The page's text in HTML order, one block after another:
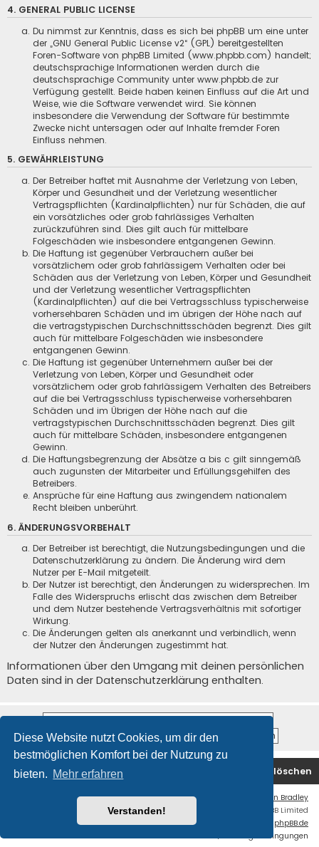
Diese Website nutzt Cookies, um dir den
bestmöglichen Komfort bei der Nutzung zu
bieten. Mehr erfahren
Verstanden!
4. GENERAL PUBLIC LICENSE
Du nimmst zur Kenntnis, dass es sich bei phpBB um eine unter
der „GNU General Public License v2“ (GPL) bereitgestellten
Foren-Software von phpBB Limited (www.phpbb.com) handelt;
deutschsprachige Informationen werden durch die
deutschsprachige Community unter www.phpbb.de zur
Verfügung gestellt. Beide haben keinen Einfluss auf die Art und
Weise, wie die Software verwendet wird. Sie können
insbesondere die Verwendung der Software für bestimmte
Zwecke nicht untersagen oder auf Inhalte fremder Foren
Einfluss nehmen.
5. GEWÄHRLEISTUNG
Der Betreiber haftet mit Ausnahme der Verletzung von Leben,
Körper und Gesundheit und der Verletzung wesentlicher
Vertragspflichten (Kardinalpflichten) nur für Schäden, die auf
ein vorsätzliches oder grob fahrlässiges Verhalten
zurückzuführen sind. Dies gilt auch für mittelbare
Folgeschäden wie insbesondere entgangenen Gewinn.
Die Haftung ist gegenüber Verbrauchern außer bei
vorsätzlichem oder grob fahrlässigem Verhalten oder bei
Schäden aus der Verletzung von Leben, Körper und Gesundheit
und der Verletzung wesentlicher Vertragspflichten
(Kardinalpflichten) auf die bei Vertragsschluss typischerweise
vorhersehbaren Schäden und im übrigen der Höhe nach auf
die vertragstypischen Durchschnittsschäden begrenzt. Dies gilt
auch für mittelbare Folgeschäden wie insbesondere
entgangenen Gewinn.
Die Haftung ist gegenüber Unternehmern außer bei der
Verletzung von Leben, Körper und Gesundheit oder
vorsätzlichem oder grob fahrlässigem Verhalten des Betreibers
auf die bei Vertragsschluss typischerweise vorhersehbaren
Schäden und im Übrigen der Höhe nach auf die
vertragstypischen Durchschnittsschäden begrenzt. Dies gilt
auch für mittelbare Schäden, insbesondere entgangenen
Gewinn.
Die Haftungsbegrenzung der Absätze a bis c gilt sinngemäß
auch zugunsten der Mitarbeiter und Erfüllungsgehilfen des
Betreibers.
Ansprüche für eine Haftung aus zwingendem nationalem
Recht bleiben unberührt.
6. ÄNDERUNGSVORBEHALT
Der Betreiber ist berechtigt, die Nutzungsbedingungen und die
Datenschutzerklärung zu ändern. Die Änderung wird dem
Nutzer per E-Mail mitgeteilt.
Der Nutzer ist berechtigt, den Änderungen zu widersprechen. Im
Falle des Widerspruchs erlischt das zwischen dem Betreiber
und dem Nutzer bestehende Vertragsverhältnis mit sofortiger
Wirkung.
Die Änderungen gelten als anerkannt und verbindlich, wenn
der Nutzer den Änderungen zugestimmt hat.
Informationen über den Umgang mit deinen persönlichen
Daten sind in der Datenschutzerklärung enthalten.
Startseite Foren-Übersicht Alle Cookies löschen
Ian Bradley
Powered byphpBB
® Forum Software © phpBB Limited
Deutsche Übersetzung durch phpBB.de
Nutzungsbedingungen